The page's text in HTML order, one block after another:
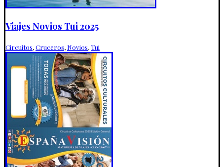
Viajes Novios Tui 2025
Circuitos,Cruceros, Novios,Tui